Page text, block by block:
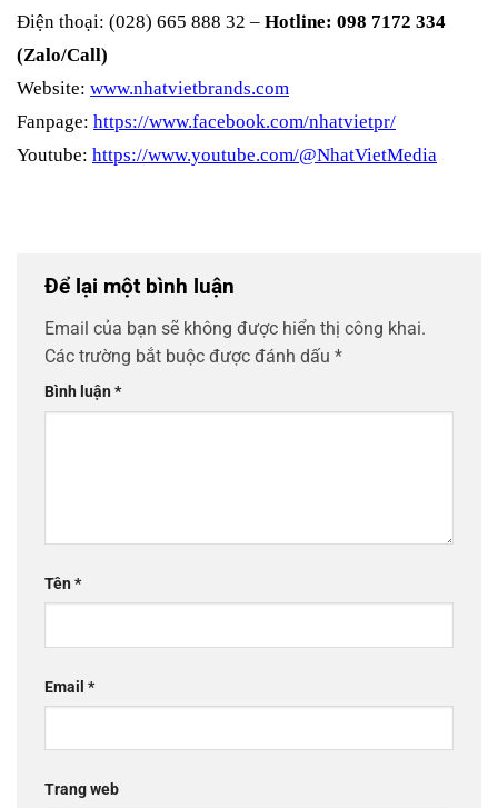
Điện thoại: (028) 665 888 32 – Hotline: 098 7172 334
(Zalo/Call)
Website: www.nhatvietbrands.com
Fanpage: https://www.facebook.com/nhatvietpr/
Youtube: https://www.youtube.com/@NhatVietMedia
Để lại một bình luận
Email của bạn sẽ không được hiển thị công khai.
Các trường bắt buộc được đánh dấu *
Bình luận*
Tên*
Email *
Trang web